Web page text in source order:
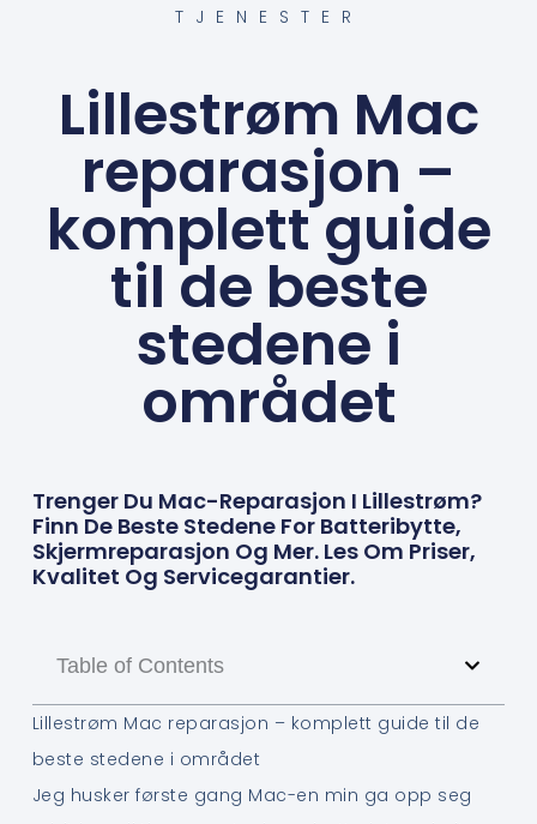
TJENESTER
Lillestrøm Mac
reparasjon –
komplett guide
til de beste
stedene i
området
Trenger Du Mac-Reparasjon I Lillestrøm?
Finn De Beste Stedene For Batteribytte,
Skjermreparasjon Og Mer. Les Om Priser,
Kvalitet Og Servicegarantier.
Table of Contents
Lillestrøm Mac reparasjon – komplett guide til de
beste stedene i området
Jeg husker første gang Mac-en min ga opp seg